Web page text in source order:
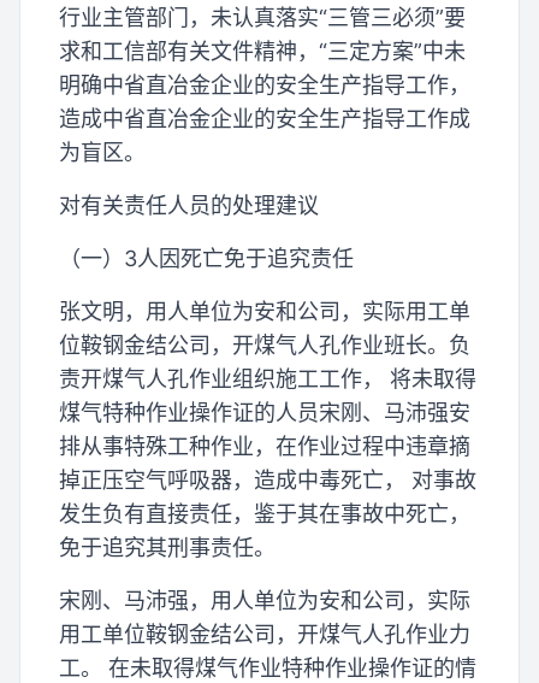
行业主管部门，未认真落实“三管三必须”要
求和工信部有关文件精神，“三定方案”中未
明确中省直冶金企业的安全生产指导工作，
造成中省直冶金企业的安全生产指导工作成
为盲区。
对有关责任人员的处理建议
（一）3人因死亡免于追究责任
张文明，用人单位为安和公司，实际用工单
位鞍钢金结公司，开煤气人孔作业班长。负
责开煤气人孔作业组织施工工作， 将未取得
煤气特种作业操作证的人员宋刚、马沛强安
排从事特殊工种作业，在作业过程中违章摘
掉正压空气呼吸器，造成中毒死亡， 对事故
发生负有直接责任，鉴于其在事故中死亡，
免于追究其刑事责任。
宋刚、马沛强，用人单位为安和公司，实际
用工单位鞍钢金结公司，开煤气人孔作业力
工。 在未取得煤气作业特种作业操作证的情